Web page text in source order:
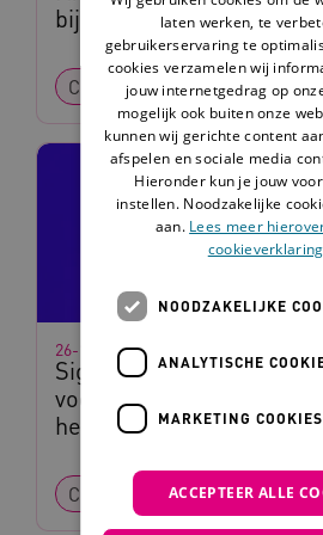
bij kinderen en jongeren
Checklist
Signaleringslijst (Brain
voor kinderen en
hersenletsel
26-11-2023
Checklist
laten werken, te
gebruikerservaring te
cookies verzamelen wij
jouw internetgedrag op
mogelijk ook buiten onze
kunnen wij gerichte content
afspelen en sociale media
Hieronder kun je jouw
instellen. Noodzakelijke
aan. Lees meer
NOODZAKELIJKE
ANALYTISCHE
MARKETING COOKIES
ACCEPTEER ALLE